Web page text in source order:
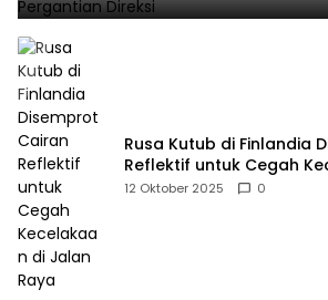
Rusa Kutub di Finlandia
Reflektif untuk Cegah
Raya
12 Oktober 2025 0